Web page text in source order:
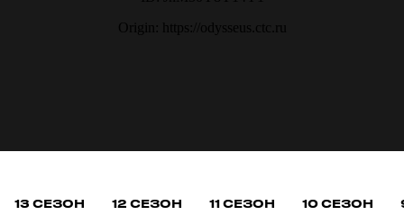
13 СЕЗОН 12 СЕЗОН 11 СЕЗОН 10 СЕЗОН